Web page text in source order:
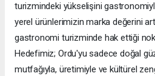
turizmindeki yükselişini
yerel ürünlerimizin marka değerini
gastronomi turizminde hak ettiği
Hedefimiz; Ordu'yu sadece doğal
mutfağıyla, üretimiyle ve kültürel